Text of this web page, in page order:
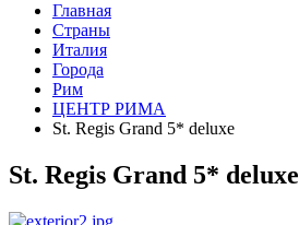
Главная
Страны
Италия
Города
Рим
ЦЕНТР РИМА
St. Regis Grand 5* deluxe
St. Regis Grand 5* deluxe